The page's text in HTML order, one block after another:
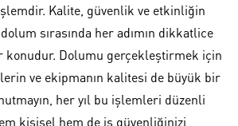
Kalite, güvenlik ve etkinliğin
sırasında her adımın dikkatlice
konudur. Dolumu gerçekleştirmek için
ve ekipmanın kalitesi de büyük bir
her yıl bu işlemleri düzenli
kişisel hem de iş güvenliğinizi